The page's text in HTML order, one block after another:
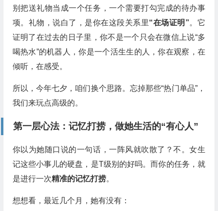
别把送礼物当成一个任务，一个需要打勾完成的待办事
项。礼物，说白了，是你在这段关系里“在场证明”。它
证明了在过去的日子里，你不是一个只会在微信上说“多
喝热水”的机器人，你是一个活生生的人，你在观察，在
倾听，在感受。
所以，今年七夕，咱们换个思路。忘掉那些“热门单品”，
我们来玩点高级的。
第一层心法：记忆打捞，做她生活的“有心人”
你以为她随口说的一句话，一阵风就吹散了？不。女生
记这些小事儿的硬盘，是T级别的好吗。而你的任务，就
是进行一次精准的记忆打捞。
想想看，最近几个月，她有没有：